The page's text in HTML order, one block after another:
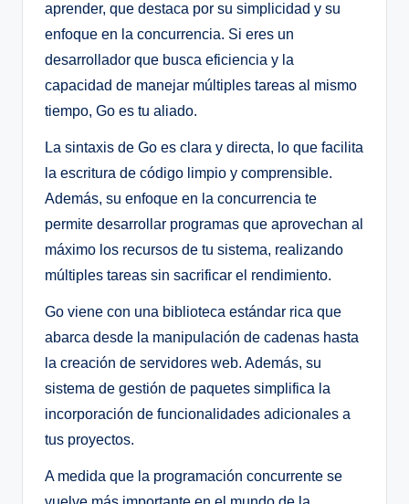
aprender, que destaca por su simplicidad y su
enfoque en la concurrencia. Si eres un
desarrollador que busca eficiencia y la
capacidad de manejar múltiples tareas al mismo
tiempo, Go es tu aliado.
La sintaxis de Go es clara y directa, lo que facilita
la escritura de código limpio y comprensible.
Además, su enfoque en la concurrencia te
permite desarrollar programas que aprovechan al
máximo los recursos de tu sistema, realizando
múltiples tareas sin sacrificar el rendimiento.
Go viene con una biblioteca estándar rica que
abarca desde la manipulación de cadenas hasta
la creación de servidores web. Además, su
sistema de gestión de paquetes simplifica la
incorporación de funcionalidades adicionales a
tus proyectos.
A medida que la programación concurrente se